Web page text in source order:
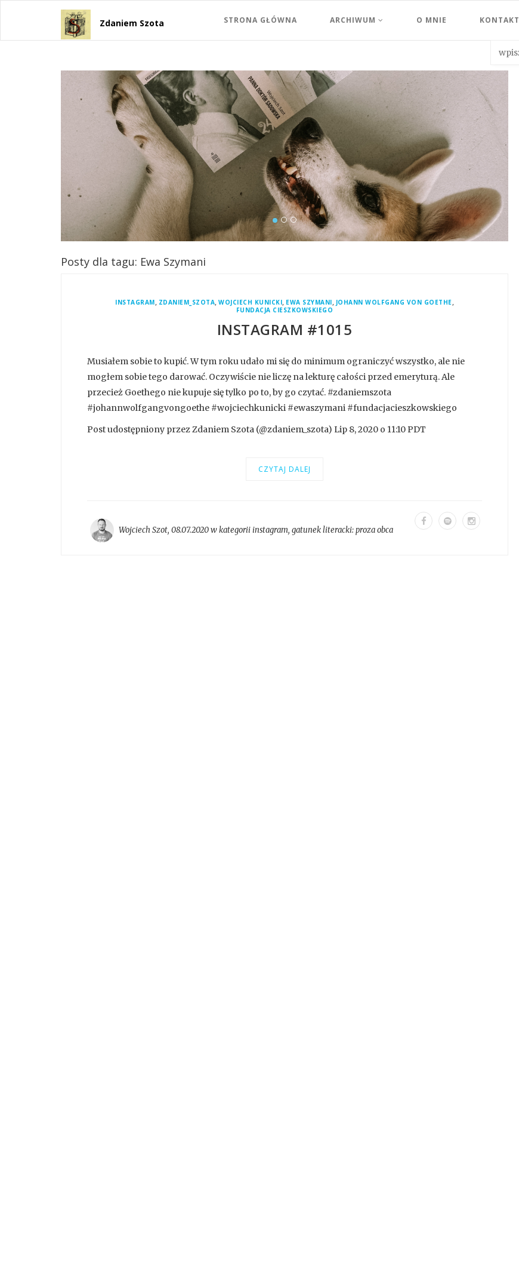
Zdaniem Szota STRONA GŁÓWNA ARCHIWUM O MNIE KONTAKT
Posty dla tagu: Ewa Szymani
INSTAGRAM, ZDANIEM_SZOTA,WOJCIECH KUNICKI, EWA SZYMANI, JOHANN WOLFGANG VON GOETHE,
FUNDACJA CIESZKOWSKIEGO
INSTAGRAM #1015
Musiałem sobie to kupić. W tym roku udało mi się do minimum ograniczyć wszystko, ale nie
mogłem sobie tego darować. Oczywiście nie liczę na lekturę całości przed emeryturą. Ale
przecież Goethego nie kupuje się tylko po to, by go czytać. #zdaniemszota
#johannwolfgangvongoethe #wojciechkunicki #ewaszymani #fundacjacieszkowskiego
Post udostępniony przez Zdaniem Szota (@zdaniem_szota) Lip 8, 2020 o 11:10 PDT
CZYTAJ DALEJ
Wojciech Szot, 08.07.2020 w kategoriiinstagram, gatunek literacki:proza obca